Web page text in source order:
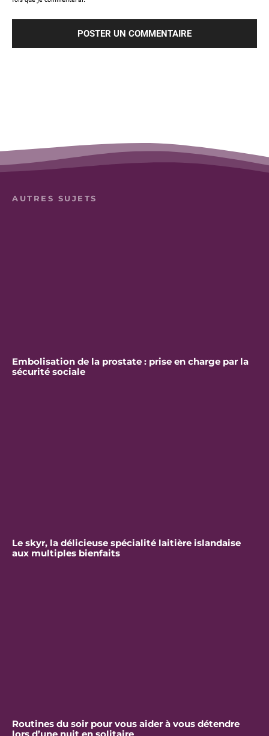
AUTRES SUJETS
Embolisation de la prostate : prise en charge par la
sécurité sociale
Le skyr, la délicieuse spécialité laitière islandaise
aux multiples bienfaits
Routines du soir pour vous aider à vous détendre